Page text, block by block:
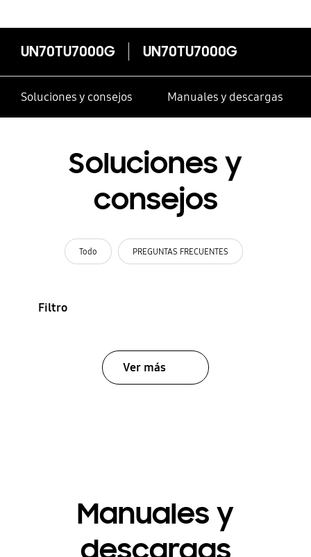
UN70TU7000G UN70TU7000G
Soluciones y consejos Manuales y descargas
Soluciones y
consejos
Todo PREGUNTAS FRECUENTES
Filtro
Ver más
Manuales y